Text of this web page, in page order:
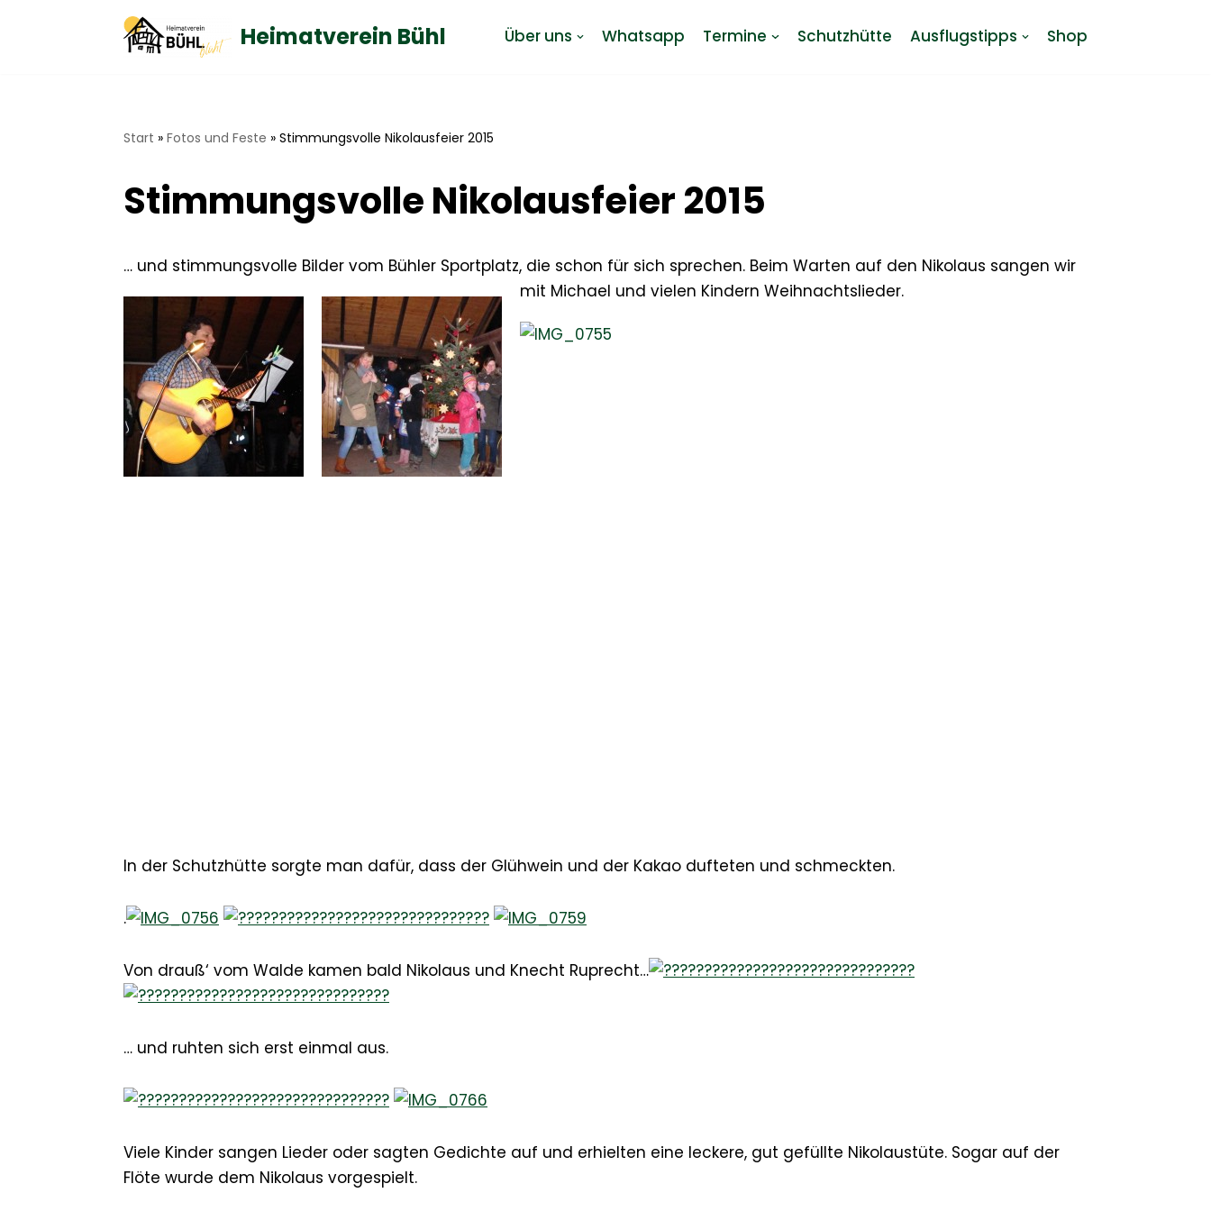
Heimatverein Bühl Über uns Whatsapp Termine Schutzhütte Ausflugstipps Shop
Start » Fotos und Feste » Stimmungsvolle Nikolausfeier 2015
Stimmungsvolle Nikolausfeier 2015
… und stimmungsvolle Bilder vom Bühler Sportplatz, die schon für sich sprechen. Beim Warten auf den Nikolaus sangen wir
mit Michael und vielen Kindern Weihnachtslieder.
In der Schutzhütte sorgte man dafür, dass der Glühwein und der Kakao dufteten und schmeckten.
.
Von drauß‘ vom Walde kamen bald Nikolaus und Knecht Ruprecht…
… und ruhten sich erst einmal aus.
Viele Kinder sangen Lieder oder sagten Gedichte auf und erhielten eine leckere, gut gefüllte Nikolaustüte. Sogar auf der
Flöte wurde dem Nikolaus vorgespielt.